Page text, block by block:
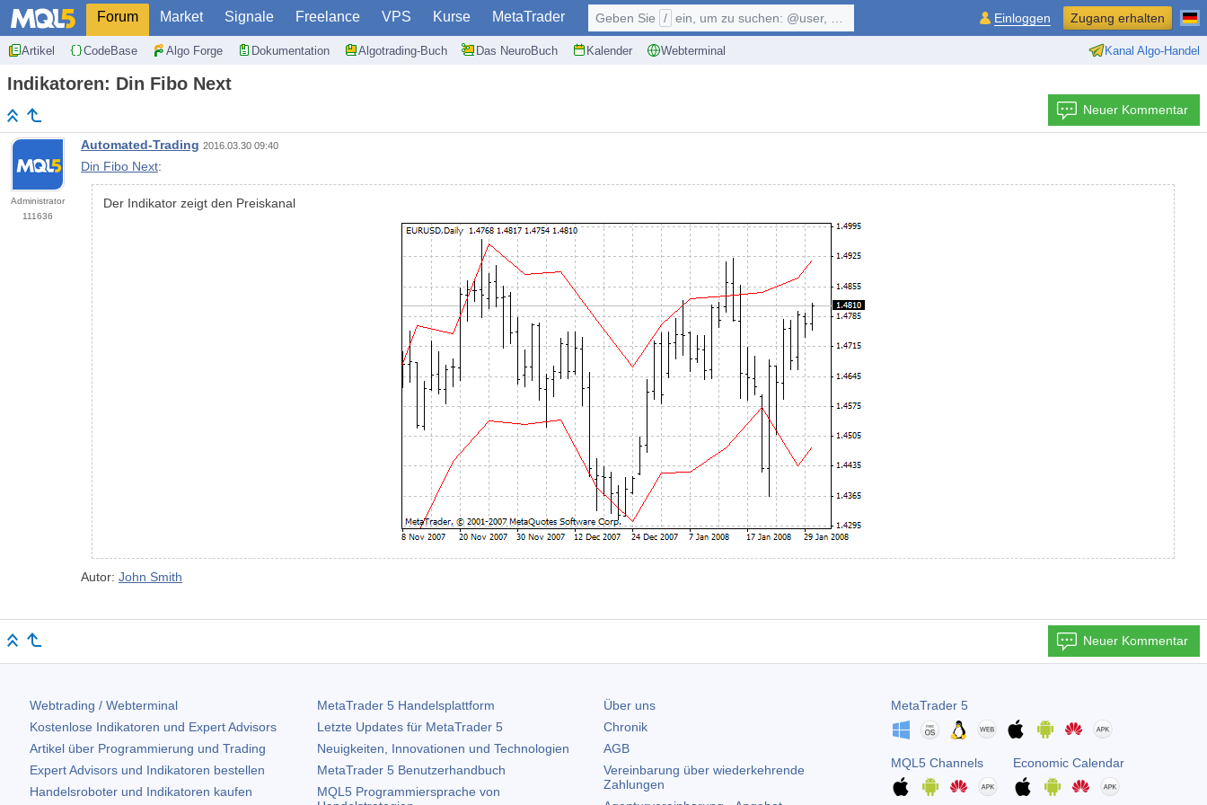
Forum Market Signale Freelance VPS Kurse MetaTrader
Artikel CodeBase Algo Forge Dokumentation Algotrading-Buch Das NeuroBuch Kalender Webterminal Kanal Algo-Handel
Geben Sie / ein, um zu suchen: @user, $symbol, ... Einloggen Zugang erhalten
Indikatoren: Din Fibo Next
Neuer Kommentar
Administrator
111636
Automated-Trading 2016.03.30 09:40
Din Fibo Next:
Der Indikator zeigt den Preiskanal
Autor: John Smith
Neuer Kommentar
Webtrading / Webterminal
Kostenlose Indikatoren und Expert Advisors
Artikel über Programmierung und Trading
Expert Advisors und Indikatoren bestellen
Handelsroboter und Indikatoren kaufen
MetaTrader 5Handelsplattform
Letzte Updates für MetaTrader 5
Neuigkeiten, Innovationen und Technologien
MetaTrader 5Benutzerhandbuch
MQL5 Programmiersprache von
Über uns
Chronik
AGB
Vereinbarung über wiederkehrende
Zahlungen
MetaTrader 5
MQL5 Channels Economic Calendar